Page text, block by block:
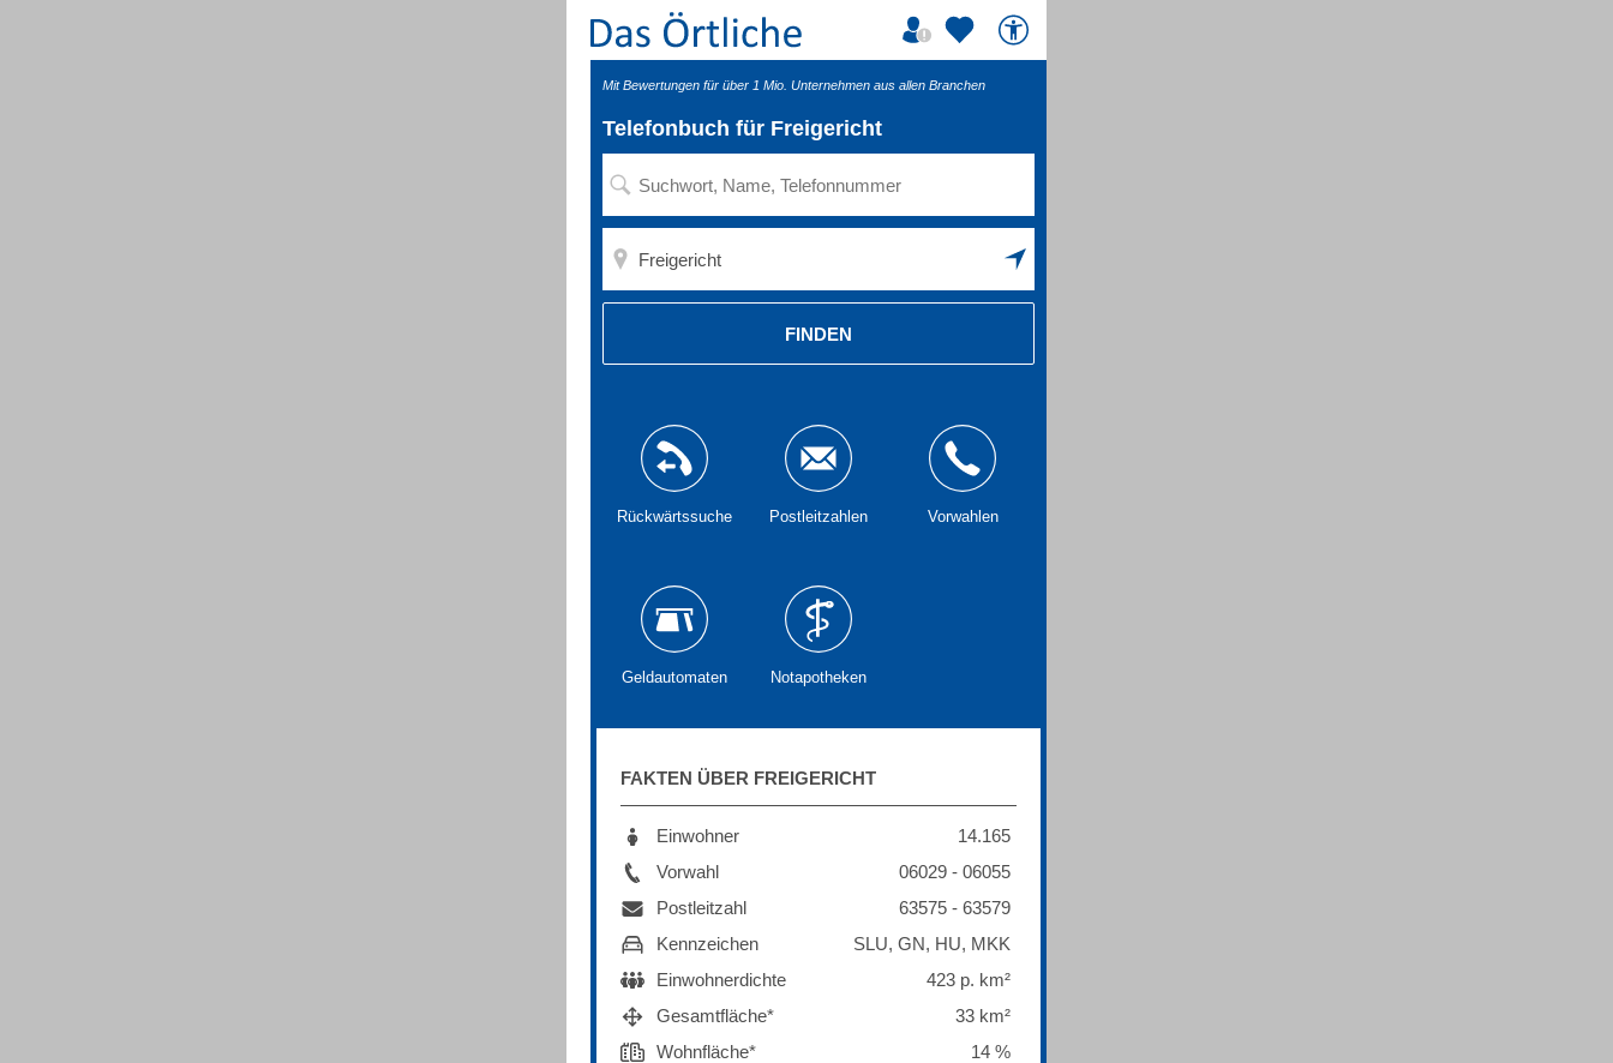
Mit Bewertungen für über 1 Mio. Unternehmen aus allen Branchen
Telefonbuch für Freigericht
FINDEN
Rückwärtssuche Postleitzahlen Vorwahlen
Geldautomaten Notapotheken
FAKTEN ÜBER FREIGERICHT
Einwohner
14.165
Vorwahl
06029 - 06055
Postleitzahl
63575 - 63579
Kennzeichen
SLU, GN, HU, MKK
Einwohnerdichte
423 p. km²
Gesamtfläche*
33 km²
Wohnfläche*
14 %